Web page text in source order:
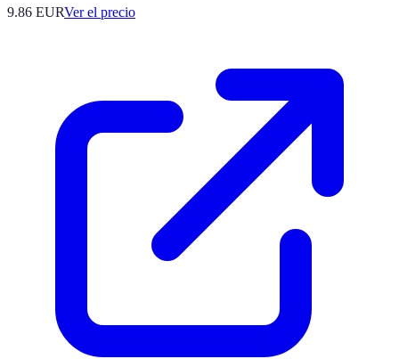
9.86 EURVer el precio